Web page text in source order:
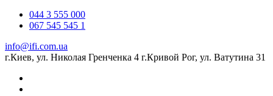
044 3 555 000
067 545 545 1
info@ifi.com.ua
г.Киев, ул. Николая Гренченка 4 г.Кривой Рог, ул. Ватутина 31